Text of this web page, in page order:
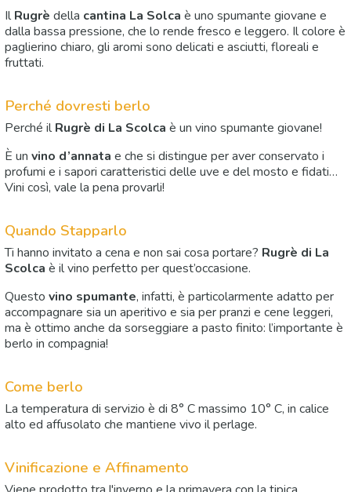
IlRugrè della cantina La Solca è uno spumante giovane e
dalla bassa pressione, che lo rende fresco e leggero. Il colore è
paglierino chiaro, gli aromi sono delicati e asciutti, floreali e
fruttati.
Perché dovresti berlo
Perché ilRugrè di La Scolca è un vino spumante giovane!
È un vino d’annata e che si distingue per aver conservato i
profumi e i sapori caratteristici delle uve e del mosto e fidati…
Vini così, vale la pena provarli!
Quando Stapparlo
Ti hanno invitato a cena e non sai cosa portare? Rugrè di La
Scolca è il vino perfetto per quest’occasione.
Questo vino spumante, infatti, è particolarmente adatto per
accompagnare sia un aperitivo e sia per pranzi e cene leggeri,
ma è ottimo anche da sorseggiare a pasto finito: l’importante è
berlo in compagnia!
Come berlo
La temperatura di servizio è di 8° C massimo 10° C, in calice
alto ed affusolato che mantiene vivo il perlage.
Vinificazione e Affinamento